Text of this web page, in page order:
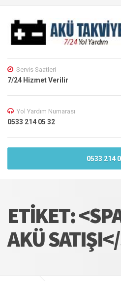
Servis Saatleri
7/24 Hizmet Verilir
Yol Yardım Numarası
0533 214 05 32
0533 214
ETIKET:
AKÜ